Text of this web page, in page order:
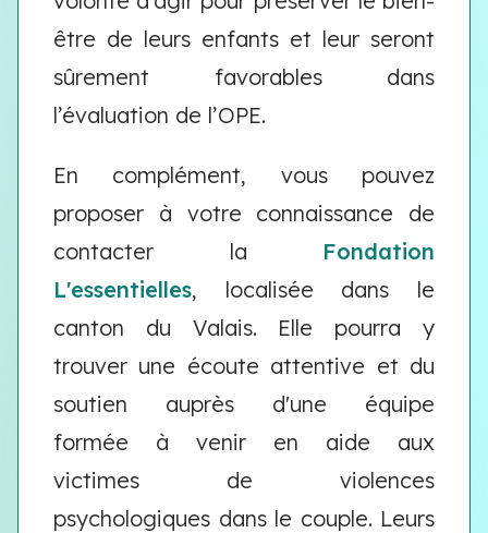
être de leurs enfants et leur seront
sûrement favorables dans
l’évaluation de l’OPE.
En complément, vous pouvez
proposer à votre connaissance de
contacter la Fondation
L'essentielles, localisée dans le
canton du Valais. Elle pourra y
trouver une écoute attentive et du
soutien auprès d'une équipe
formée à venir en aide aux
victimes de violences
psychologiques dans le couple. Leurs